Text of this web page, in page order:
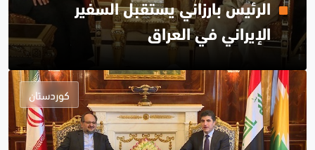
الرئيس بارزاني يستقبل السفير
الإيراني في العراق
كوردستان